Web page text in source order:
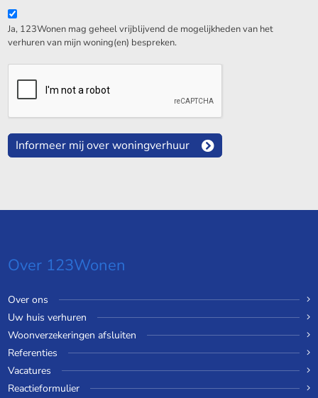
Ja, 123Wonen mag geheel vrijblijvend de mogelijkheden van het
verhuren van mijn woning(en) bespreken.
Informeer mij over woningverhuur
Over 123Wonen
Over ons
Uw huis verhuren
Woonverzekeringen afsluiten
Referenties
Vacatures
Reactieformulier